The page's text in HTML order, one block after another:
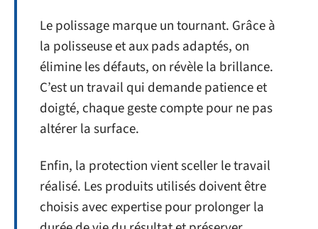
Le polissage marque un tournant. Grâce à
la polisseuse et aux pads adaptés, on
élimine les défauts, on révèle la brillance.
C’est un travail qui demande patience et
doigté, chaque geste compte pour ne pas
altérer la surface.
Enfin, la protection vient sceller le travail
réalisé. Les produits utilisés doivent être
choisis avec expertise pour prolonger la